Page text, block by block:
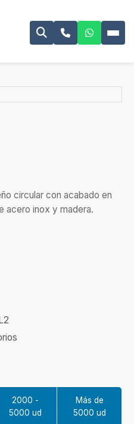
circular con acabado en
acero inox y madera.
2000 -
5000 ud
Más de
5000 ud